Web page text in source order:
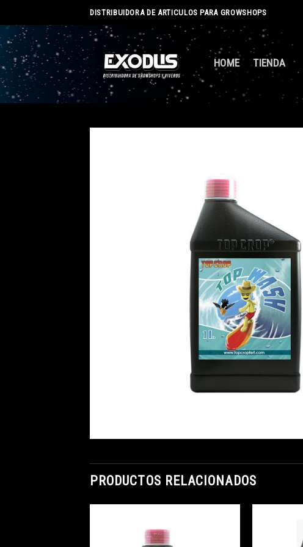
to
content
DISTRIBUIDORA DE ARTICULOS PARA GROWSHOPS
HOME TIENDA
PRODUCTOS RELACIONADOS